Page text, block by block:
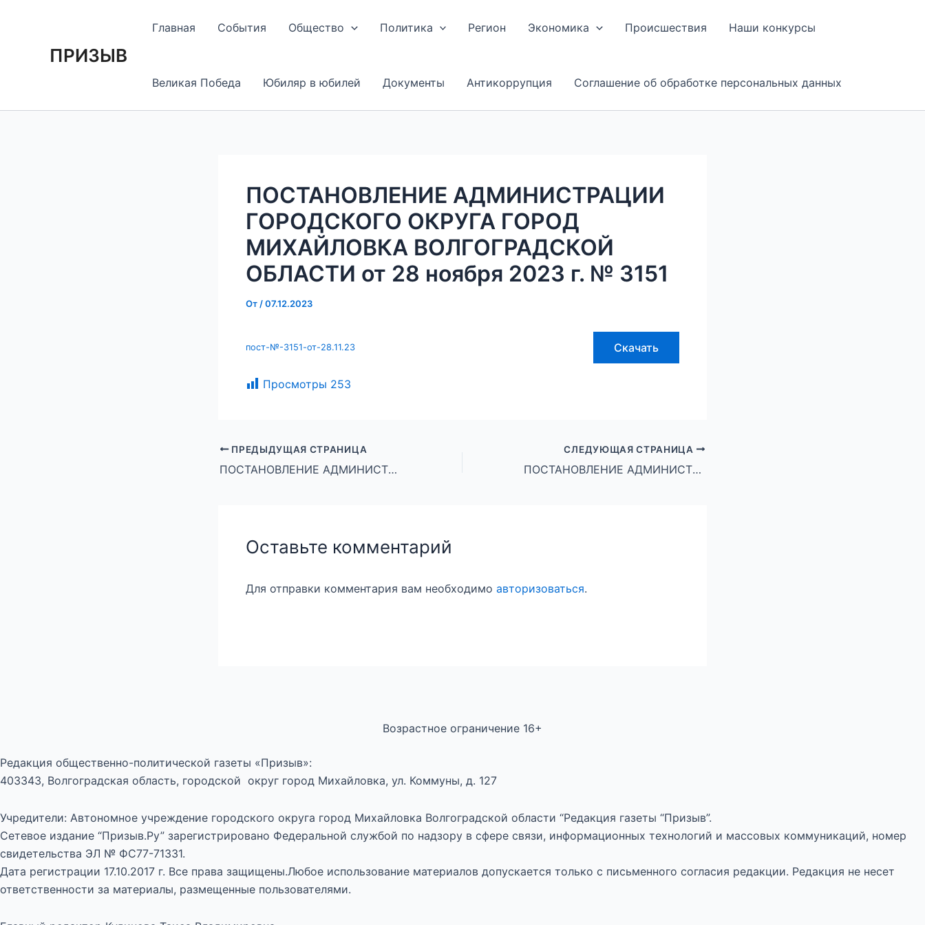
ПРИЗЫВ
Главная События Общество Политика Регион Экономика Происшествия Наши конкурсы
Великая Победа Юбиляр в юбилей Документы Антикоррупция Соглашение об обработке персональных данных
ПОСТАНОВЛЕНИЕ АДМИНИСТРАЦИИ
ГОРОДСКОГО ОКРУГА ГОРОД
МИХАЙЛОВКА ВОЛГОГРАДСКОЙ
ОБЛАСТИ от 28 ноября 2023 г. № 3151
От /07.12.2023
пост-№-3151-от-28.11.23 Скачать
Просмотры 253
по
ПРЕДЫДУЩАЯ СТРАНИЦА
ПОСТАНОВЛЕНИЕ АДМИНИСТРАЦИИ ГОРОДСКОГО ОКРУГА ГОРОД МИХАЙЛОВКА ВОЛГОГРАДСКОЙ ОБЛАСТИ от 27 ноября 2023 г. № 3150
СЛЕДУЮЩАЯ СТРАНИЦА
ПОСТАНОВЛЕНИЕ АДМИНИСТРАЦИИ ГОРОДСКОГО ОКРУГА ГОРОД МИХАЙЛОВКА ВОЛГОГРАДСКОЙ ОБЛАСТИ от 28 ноября 2023 г. № 3152
Оставьте комментарий
Для отправки комментария вам необходимо авторизоваться.
Возрастное ограничение 16+
Редакция общественно-политической газеты «Призыв»:
403343, Волгоградская область, городской округ город Михайловка, ул. Коммуны, д. 127
Учредители: Автономное учреждение городского округа город Михайловка Волгоградской области “Редакция газеты “Призыв”.
Сетевое издание “Призыв.Ру” зарегистрировано Федеральной службой по надзору в сфере связи, информационных технологий и массовых коммуникаций, номер
свидетельства ЭЛ № ФС77-71331.
Дата регистрации 17.10.2017 г. Все права защищены.Любое использование материалов допускается только с письменного согласия редакции. Редакция не несет
ответственности за материалы, размещенные пользователями.